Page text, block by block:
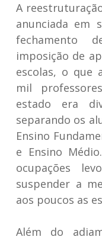
A
anunciada em
fechamento
imposição de
escolas, o que
mil
estado era
separando os
Ensino
e Ensino
ocupações
suspender a
aos poucos as
Além do